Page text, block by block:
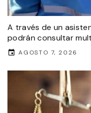
A través de un
podrán consultar
AGOSTO 7, 2026